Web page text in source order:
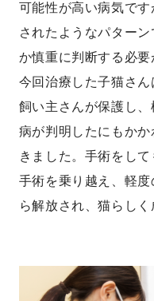
可能性が高い病気で
されたようなパター
か慎重に判断する必要
今回治療した子猫さ
飼い主さんが保護し
病が判明したにもか
きました。手術をし
手術を乗り越え、軽
ら解放され、猫らしく